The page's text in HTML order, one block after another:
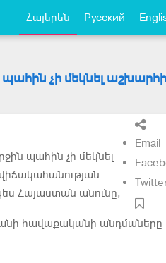
Հայերեն Русский
չի մեկնել աշխարհի
Email
պահին չի մեկնել
Հայաստան անունը,
հավաքականի անդմաները